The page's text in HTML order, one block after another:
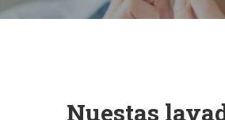
Nuestas